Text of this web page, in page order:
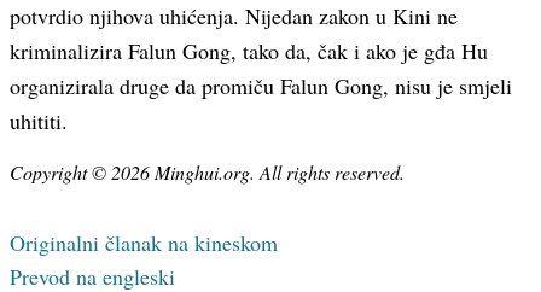
potvrdio njihova uhićenja. Nijedan zakon u Kini ne
kriminalizira Falun Gong, tako da, čak i ako je gđa Hu
organizirala druge da promiču Falun Gong, nisu je smjeli
uhititi.
Copyright © 2026 Minghui.org. All rights reserved.
Originalni članak na kineskom
Prevod na engleski